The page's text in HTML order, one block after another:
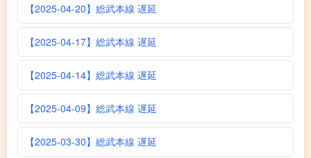
【2025-04-20】総武本線 遅延
【2025-04-17】総武本線 遅延
【2025-04-14】総武本線 遅延
【2025-04-09】総武本線 遅延
【2025-03-30】総武本線 遅延